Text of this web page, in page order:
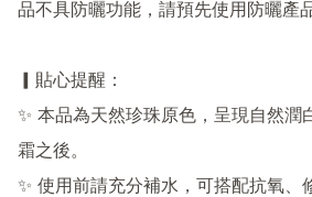
品不具防曬功能，請預先使用防曬產
▎貼心提醒：
✨ 本品為天然珍珠原色，呈現自然潤
霜之後。
✨ 使用前請充分補水，可搭配抗氧、